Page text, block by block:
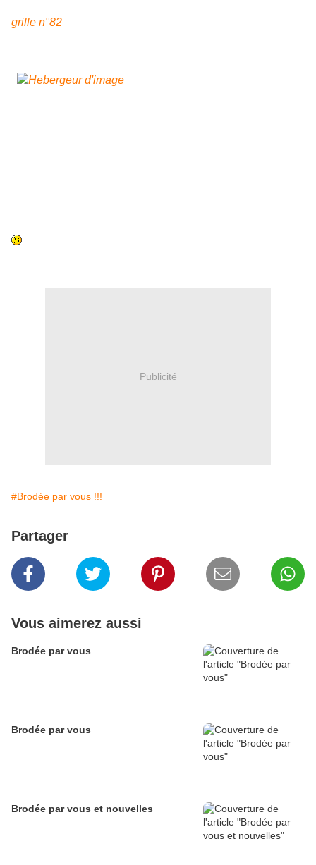
grille n°82
Publicité
#Brodée par vous !!!
Partager
Vous aimerez aussi
Brodée par vous
Brodée par vous
Brodée par vous et nouvelles